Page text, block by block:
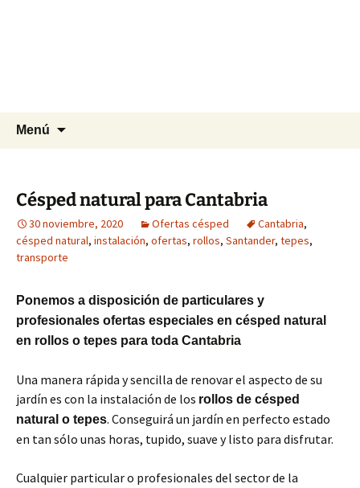
Menú
Césped natural para Cantabria
30 noviembre, 2020 Ofertas césped Cantabria,
césped natural, instalación, ofertas, rollos, Santander, tepes,
transporte
Ponemos a disposición de particulares y
profesionales ofertas especiales en césped natural
en rollos o tepes para toda Cantabria
Una manera rápida y sencilla de renovar el aspecto de su
jardín es con la instalación de los rollos de césped
natural o tepes. Conseguirá un jardín en perfecto estado
en tan sólo unas horas, tupido, suave y listo para disfrutar.
Cualquier particular o profesionales del sector de la